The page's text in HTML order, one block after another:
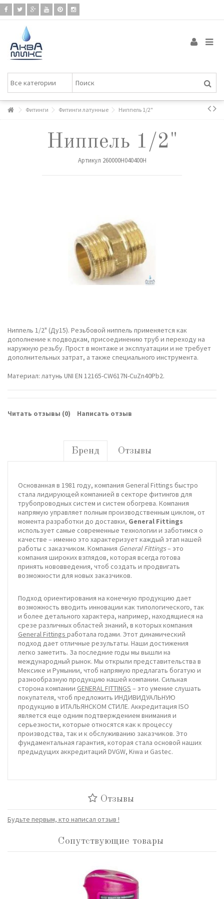
Фитинги Фитинги латунные Ниппель 1/2"
Ниппель 1/2"
Артикул 260000H040400H
Ниппель 1/2" (Ду15). Резьбовой ниппель применяется как
дополнение к подводкам, присоединению труб и переходу на
наружную резьбу. Прост в монтаже и эксплуатации и не требует
дополнительных затрат, а также специального инструмента.
Материал: латунь UNI EN 12165-CW617N-CuZn40Pb2.
Читать отзывы (0) Написать отзыв
Бренд Отзывы
Основанная в 1981 году, компания General Fittings быстро
стала лидирующей компанией в секторе фитингов для
трубопроводных систем и систем обогрева. Компания
напрямую управляет полным производственным циклом, от
момента разработки до доставки, General Fittings
использует самые современные технологии и заботимся о
качестве – именно это характеризует каждый этап нашей
работы с заказчиком. Компания General Fittings– это
компания широких взглядов, которая всегда готова
принять нововведения, чтоб создать и продвигать
возможности для новых заказчиков.
Подход ориентирования на конечную продукцию дает
возможность вводить инновации как типологического, так
и более детального характера, например, находящиеся на
срезе различных областей знаний, в которых компания
General Fittings работала годами. Этот динамический
подход дает отличные результаты. Наши достижения
легко заметить. За последние годы мы вышли на
международный рынок. Мы открыли представительства в
Мексике и Румынии, чтоб напрямую предлагать богатую и
разнообразную продукцию нашей компании. Сильная
сторона компании GENERAL FITTINGS – это умение слушать
покупателя, чтоб предложить ИНДИВИДУАЛЬНУЮ
продукцию в ИТАЛЬЯНСКОМ СТИЛЕ. Аккредитация ISO
является еще одним подтверждением внимания и
серьезности, которые относятся как к процессу
производства, так и к обслуживанию заказчиков. Это
фундаментальная гарантия, которая стала основой наших
предыдущих аккредитаций DVGW, Kiwa и Gastec.
Отзывы
Будьте первым, кто написал отзыв !
Сопутствующие товары